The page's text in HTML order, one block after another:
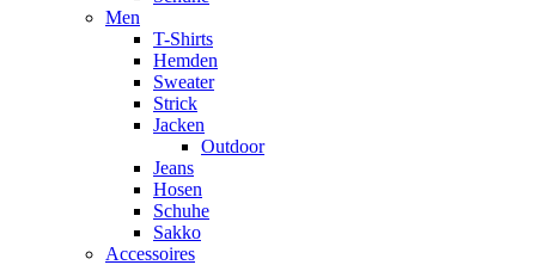
Men
T-Shirts
Hemden
Sweater
Strick
Jacken
Outdoor
Jeans
Hosen
Schuhe
Sakko
Accessoires